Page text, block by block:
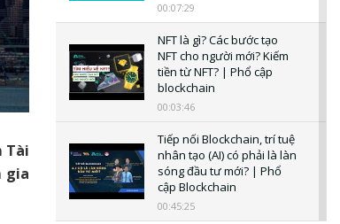
Tài
gia
00:07:29
NFT là gì? Các bước tạo
NFT cho người mới? Kiếm
tiền từ NFT? | Phổ cập
blockchain
00:03:46
Tiếp nối Blockchain, trí tuệ
nhân tạo (AI) có phải là làn
sóng đầu tư mới? | Phổ
cập Blockchain
00:45:25